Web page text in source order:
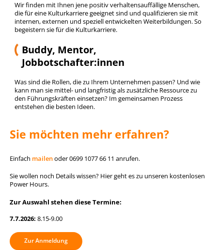
Wir finden mit Ihnen jene positiv verhaltensauffällige Menschen,
die für eine Kulturkarriere geeignet sind und qualifizieren sie mit
internen, externen und speziell entwickelten Weiterbildungen. So
begeistern sie für die Kulturkarriere.
Buddy, Mentor,
Jobbotschafter:innen
Was sind die Rollen, die zu Ihrem Unternehmen passen? Und wie
kann man sie mittel- und langfristig als zusätzliche Ressource zu
den Führungskräften einsetzen? Im gemeinsamen Prozess
entstehen die besten Ideen.
Sie möchten mehr erfahren?
Einfach mailenoder 0699 1077 66 11 anrufen.
Sie wollen noch Details wissen? Hier geht es zu unseren kostenlosen
Power Hours.
Zur Auswahl stehen diese Termine:
7.7.2026: 8.15-9.00
Zur Anmeldung